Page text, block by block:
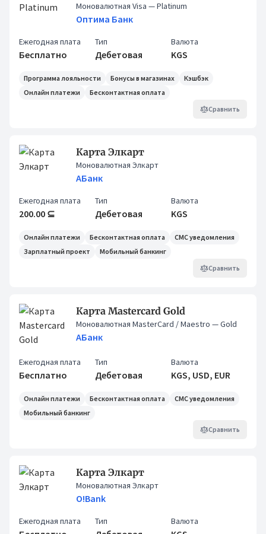
Моновалютная Visa — Platinum
Оптима Банк
Ежегодная плата
Бесплатно
Тип
Дебетовая
Валюта
KGS
Программа лояльности Бонусы в магазинах
Кэшбэк
Онлайн платежи
Бесконтактная оплата
Сравнить
Карта Элкарт
Моновалютная Элкарт
АБанк
Ежегодная плата
200.00 ⊆
Тип
Дебетовая
Валюта
KGS
Онлайн платежи Бесконтактная оплата
СМС уведомления
Зарплатный проект
Мобильный банкинг
Сравнить
Карта Mastercard Gold
Моновалютная MasterCard / Maestro — Gold
АБанк
Ежегодная плата
Бесплатно
Тип
Дебетовая
Валюта
KGS, USD, EUR
Онлайн платежи Бесконтактная оплата
СМС уведомления
Мобильный банкинг
Сравнить
Карта Элкарт
Моновалютная Элкарт
O!Bank
Ежегодная плата Тип Валюта